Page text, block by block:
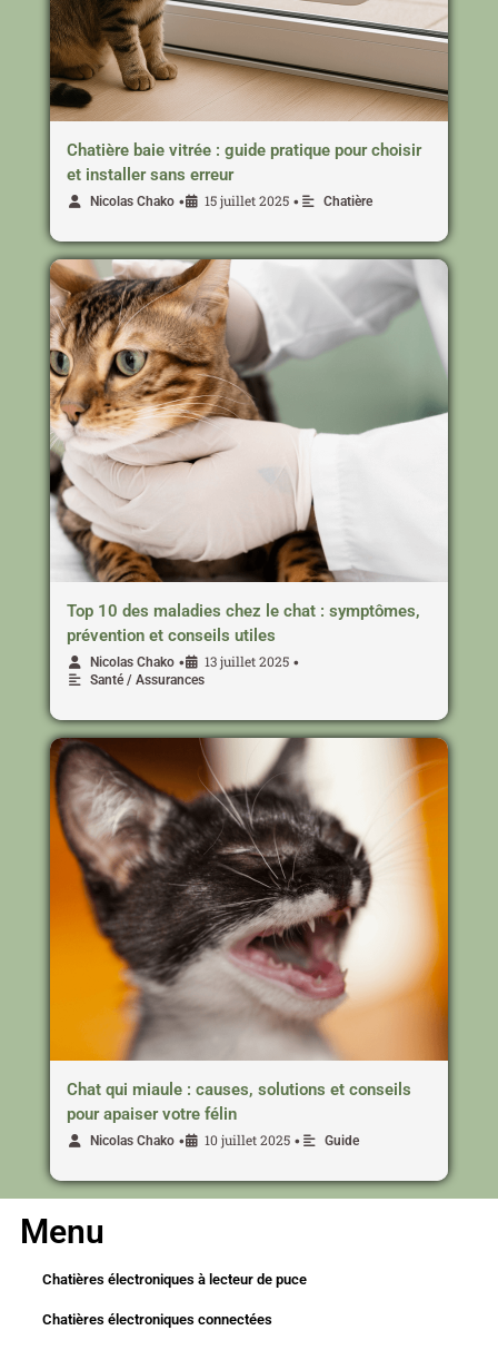
Chatière baie vitrée : guide pratique pour choisir
et installer sans erreur
Nicolas Chako • 15 juillet 2025 • Chatière
Top 10 des maladies chez le chat : symptômes,
prévention et conseils utiles
Nicolas Chako • 13 juillet 2025 •
Santé / Assurances
Chat qui miaule : causes, solutions et conseils
pour apaiser votre félin
Nicolas Chako • 10 juillet 2025 • Guide
Menu
Chatières électroniques à lecteur de puce
Chatières électroniques connectées